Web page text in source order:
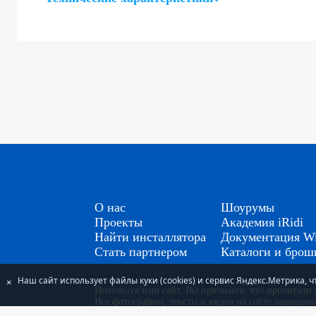
О нас
Проекты
Найти инсталлятора
Стать партнером
Шоурумы
Академия iRidi
Документация
Каталоги и
Используя наш сайт, Вы признаете, что
Все фотографии, тексты и видео на сайте
× Наш сайт использует файлы куки (cookies) и сервис Яндекс.Метрика,